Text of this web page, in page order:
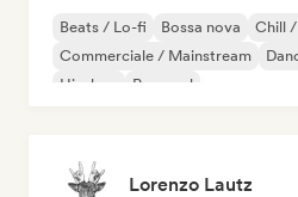
Beats / Lo-fi Bossa nova
Chill
Commerciale / Mainstream
Hip-hop
Pop soul
Lorenzo Lautz